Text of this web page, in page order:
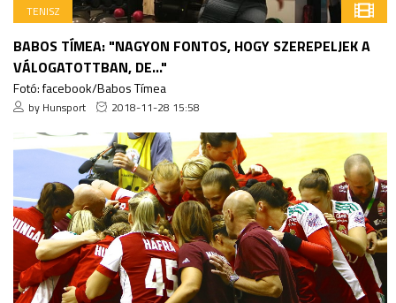
TENISZ
BABOS TÍMEA: "NAGYON FONTOS, HOGY SZEREPELJEK A
VÁLOGATOTTBAN, DE..."
Fotó: facebook/Babos Tímea
by Hunsport 2018-11-28 15:58